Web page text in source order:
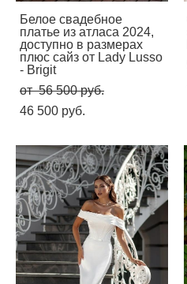
Белое свадебное
платье из атласа 2024,
доступно в размерах
плюс сайз от Lady Lusso
- Brigit
от 56 500 pуб.
46 500 pуб.